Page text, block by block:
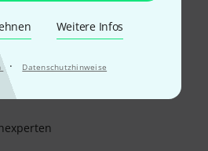
Weitere Infos
· Datenschutzhinweise
Garantie